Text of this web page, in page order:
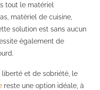
tout le matériel
matériel de cuisine,
solution est sans aucun
également de
liberté et de sobriété, le
reste une option idéale, à